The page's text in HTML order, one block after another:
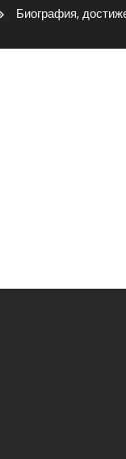
Биография,